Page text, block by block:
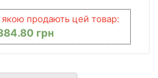
якою продають цей товар:
грн